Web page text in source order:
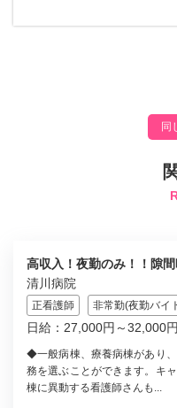
同
高収入！夜勤のみ！！隙
清川病院
正看護師 非常勤(夜勤バイ
日給：27,000円～32,000円
◆一般病棟、療養病棟があり
務を選ぶことができます。キ
棟に異動する看護師さんも...